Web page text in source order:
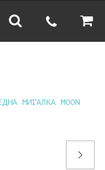
МИГАЛКА MOON
Наступний